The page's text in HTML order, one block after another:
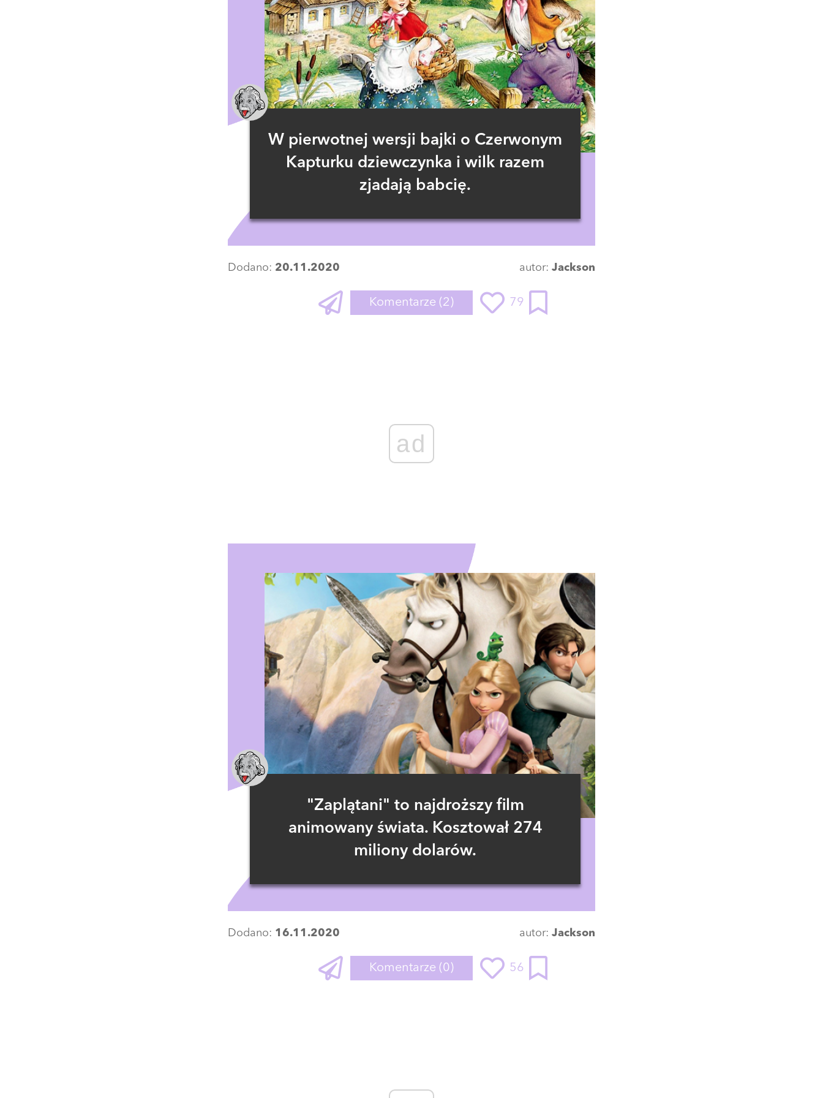
W pierwotnej wersji bajki o Czerwonym
Kapturku dziewczynka i wilk razem
zjadają babcię.
Dodano: 20.11.2020 autor: Jackson
Komentarze (2) 79
ad
"Zaplątani" to najdroższy film
animowany świata. Kosztował 274
miliony dolarów.
Dodano: 16.11.2020 autor: Jackson
Komentarze (0) 56